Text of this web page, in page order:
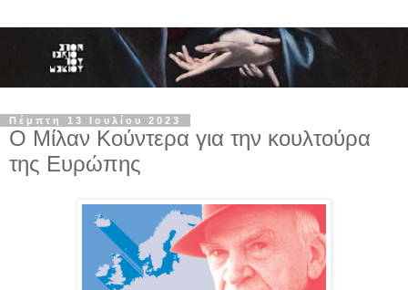
Πέμπτη 13 Ιουλίου 2023
Ο Μίλαν Κούντερα για την κουλτούρα
της Ευρώπης